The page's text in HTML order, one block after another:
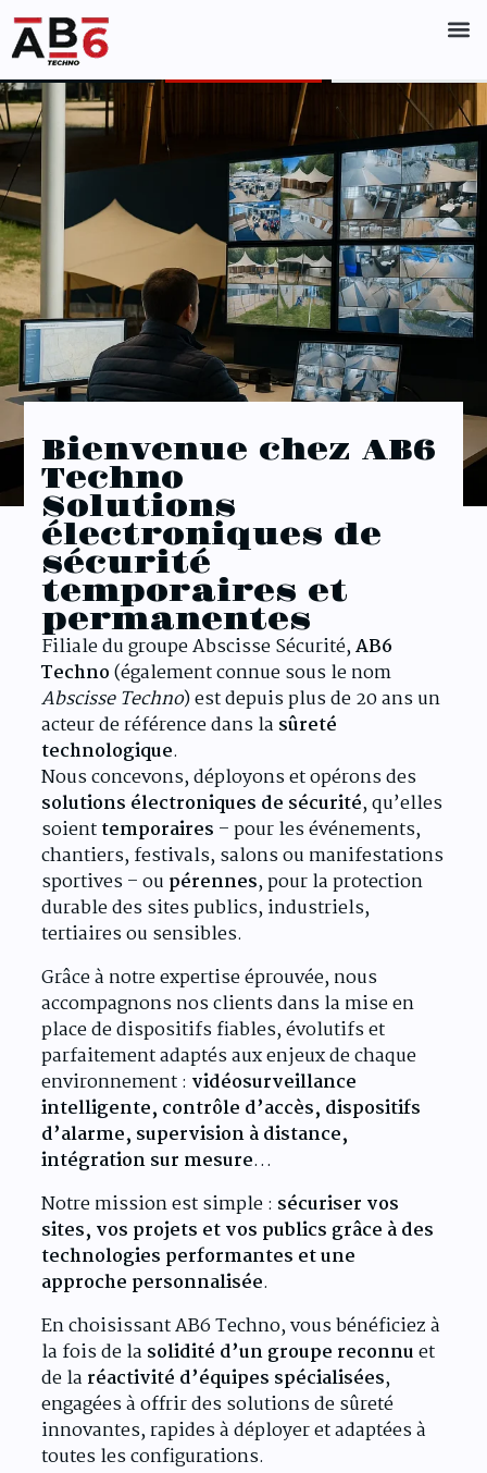
Accueil
Nos
solutions
À propos
Contact
Bienvenue chez AB6
Techno
Solutions
électroniques de
sécurité
temporaires et
permanentes
Filiale du groupe Abscisse Sécurité,AB6
Techno(également connue sous le nom
Abscisse Techno) est depuis plus de 20 ans un
acteur de référence dans la sûreté
technologique.
Nous concevons, déployons et opérons des
solutions électroniques de sécurité, qu’elles
soienttemporaires – pour les événements,
chantiers, festivals, salons ou manifestations
sportives – ou pérennes, pour la protection
durable des sites publics, industriels,
tertiaires ou sensibles.
Grâce à notre expertise éprouvée, nous
accompagnons nos clients dans la mise en
place de dispositifs fiables, évolutifs et
parfaitement adaptés aux enjeux de chaque
environnement : vidéosurveillance
intelligente, contrôle d’accès, dispositifs
d’alarme, supervision à distance,
intégration sur mesure…
Notre mission est simple : sécuriser vos
sites, vos projets et vos publics grâce à des
technologies performantes et une
approche personnalisée.
En choisissant AB6 Techno, vous bénéficiez à
la fois de la solidité d’un groupe reconnuet
de la réactivité d’équipes spécialisées,
engagées à offrir des solutions de sûreté
innovantes, rapides à déployer et adaptées à
toutes les configurations.